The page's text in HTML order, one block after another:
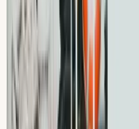
Din lokal
Din Körskola Hallunda
Tomtbergavägen 2,
Hitta hit:
Kort